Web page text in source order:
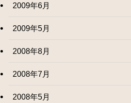
2009年6月
2009年5月
2008年8月
2008年7月
2008年5月